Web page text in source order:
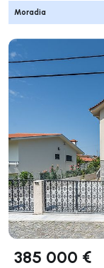
Moradia
385 000 €